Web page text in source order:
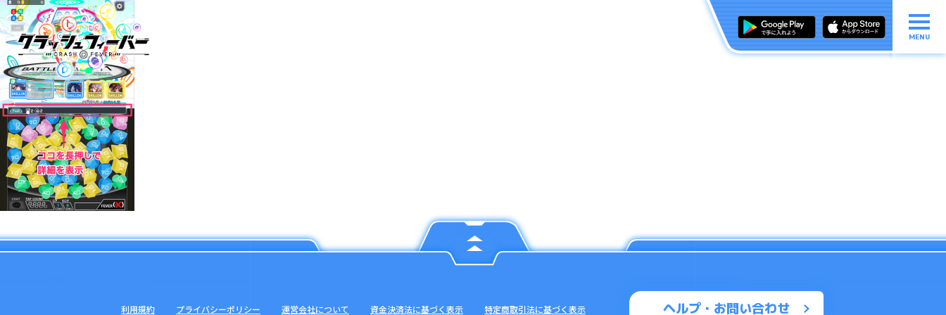
MENU
ヘルプ・お問い合わせ
利用規約 プライバシーポリシー 運営会社について 資金決済法に基づく表示 特定商取引法に基づく表示